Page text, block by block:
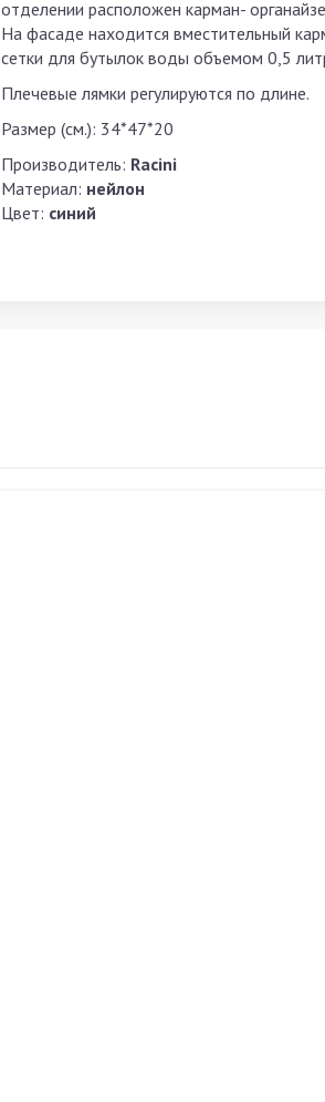
отделении расположен карман-
На фасаде находится вместительный
сетки для бутылок воды объемом 0,5
Плечевые лямки регулируются по длине.
Размер (см.): 34*47*20
Производитель: Racini
Материал: нейлон
Цвет: синий